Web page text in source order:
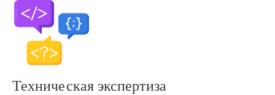
Техническая экспертиза